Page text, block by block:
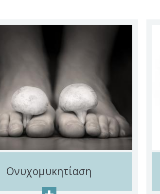
Ονυχομυκητίαση
+